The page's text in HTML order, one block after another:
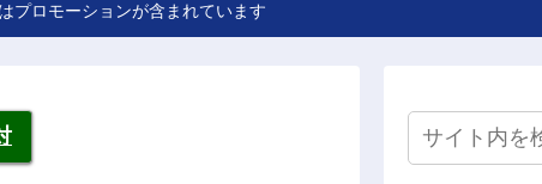
プロモーションが含まれています